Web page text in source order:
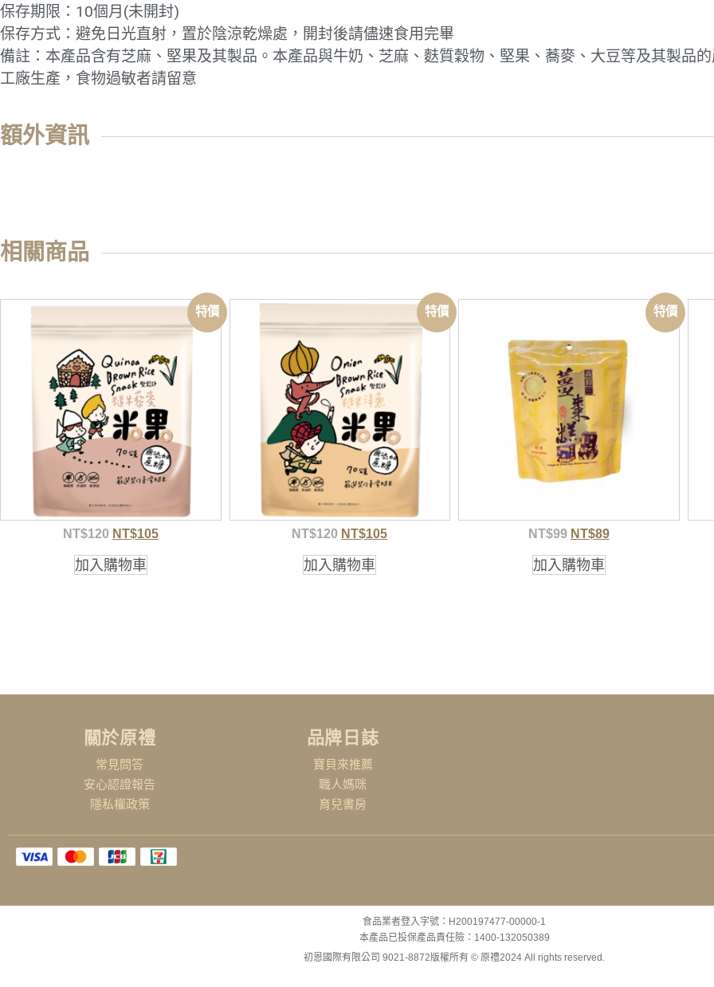
保存期限：10個月(未開封)
保存方式：避免日光直射，置於陰涼乾燥處，開封後請儘速食用完畢
備註：本產品含有芝麻、堅果及其製品。本產品與牛奶、芝麻、麩質穀物、堅果、蕎麥、大豆等及其製品
工廠生產，食物過敏者請留意
額外資訊
相關商品
特價
NT$120 NT$105
加入購物車
特價
NT$120 NT$105
加入購物車
特價
NT$99 NT$89
加入購物車
關於原禮
常見問答
安心認證報告
隱私權政策
品牌日誌
寶貝來推薦
職人媽咪
育兒書房
食品業者登入字號：H200197477-00000-1
本產品已投保產品責任險：1400-132050389
初恩國際有限公司 9021-8872版權所有 © 原禮2024 All rights reserved.